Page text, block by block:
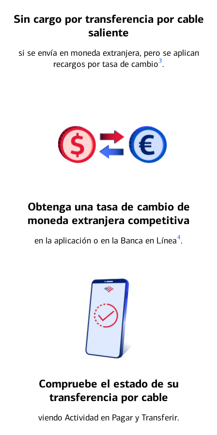
Sin cargo por transferencia por cable
saliente
si se envía en moneda extranjera, pero se aplican
recargos por tasa de cambio3.
Obtenga una tasa de cambio de
moneda extranjera competitiva
en la aplicación o en la Banca en Línea4.
Compruebe el estado de su
transferencia por cable
viendo Actividad en Pagar y Transferir.